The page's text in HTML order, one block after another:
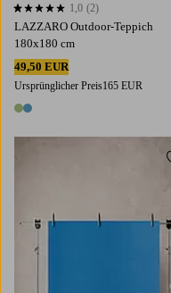
LAZZARO Outdoor-Teppich
180x180 cm
49,50 EUR
Ursprünglicher Preis165 EUR
2 Farben
1,0 basierend auf 2 Bewertungen
1,0 (2)